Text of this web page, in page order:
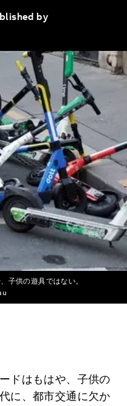
by
子供の遊具ではない。
ドはもはや、子供の
に、都市交通に欠か